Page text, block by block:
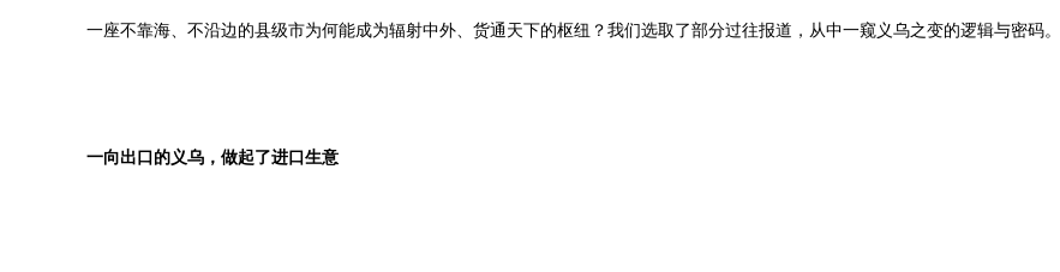
一座不靠海、不沿边的县级市为何能成为辐射中外、货通天下的枢纽？我们选取了部分过往报道，从中一窥义乌之变的逻辑与密码。
一向出口的义乌，做起了进口生意